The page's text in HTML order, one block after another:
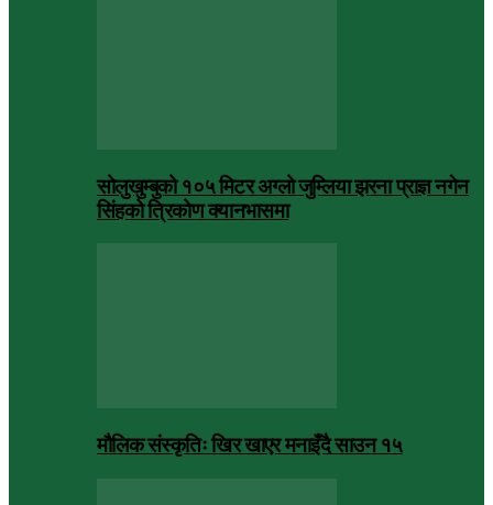
सोलुखुम्बुको १०५ मिटर अग्लो जुम्लिया झरना प्राज्ञ नगेन
सिंहको त्रिकोण क्यानभासमा
मौलिक संस्कृतिः खिर खाएर मनाइँदै साउन १५